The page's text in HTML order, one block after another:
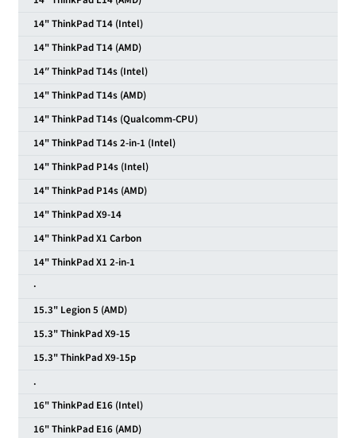
14" ThinkPad T14 (Intel)
14" ThinkPad T14 (AMD)
14″ ThinkPad T14s (Intel)
14" ThinkPad T14s (AMD)
14" ThinkPad T14s (Qualcomm-CPU)
14" ThinkPad T14s 2-in-1 (Intel)
14" ThinkPad P14s (Intel)
14" ThinkPad P14s (AMD)
14" ThinkPad X9-14
14" ThinkPad X1 Carbon
14" ThinkPad X1 2-in-1
·
15.3" Legion 5 (AMD)
15.3" ThinkPad X9-15
15.3" ThinkPad X9-15p
.
16" ThinkPad E16 (Intel)
16" ThinkPad E16 (AMD)